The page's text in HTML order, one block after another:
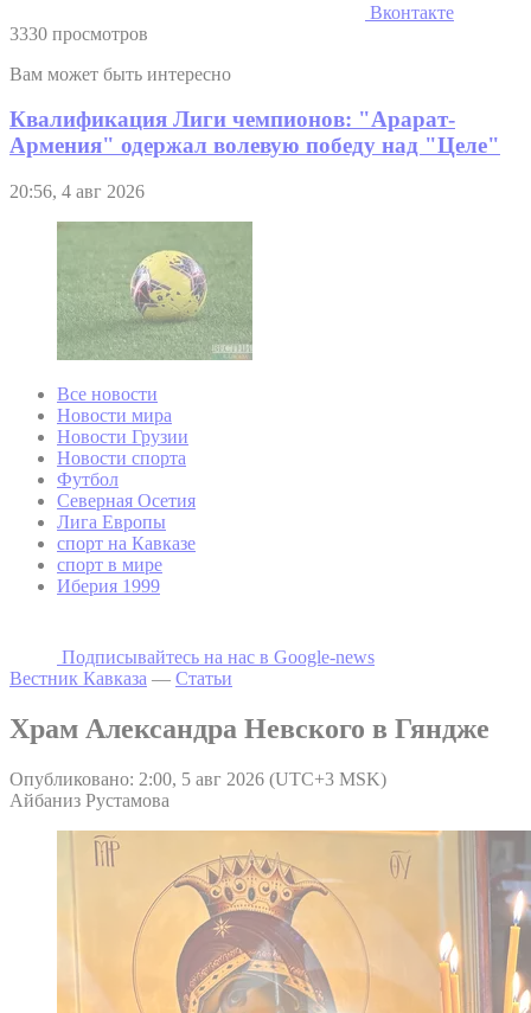
Вконтакте
3330 просмотров
Вам может быть интересно
Квалификация Лиги чемпионов: "Арарат-
Армения" одержал волевую победу над "Целе"
20:56, 4 авг 2026
Все новости
Новости мира
Новости Грузии
Новости спорта
Футбол
Северная Осетия
Лига Европы
спорт на Кавказе
спорт в мире
Иберия 1999
Подписывайтесь на наc в Google-news
Вестник Кавказа — Статьи
Храм Александра Невского в Гяндже
Опубликовано: 2:00, 5 авг 2026 (UTC+3 MSK)
Айбаниз Рустамова